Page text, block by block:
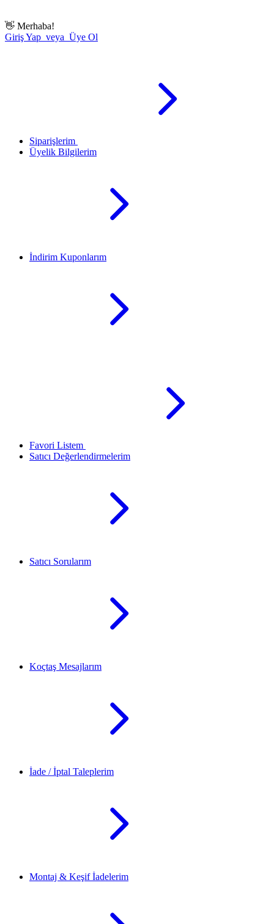
👋 Merhaba!
Giriş Yap veya Üye Ol
Siparişlerim
Üyelik Bilgilerim
İndirim Kuponlarım
Favori Listem
Satıcı Değerlendirmelerim
Satıcı Sorularım
Koçtaş Mesajlarım
İade / İptal Taleplerim
Montaj & Keşif İadelerim